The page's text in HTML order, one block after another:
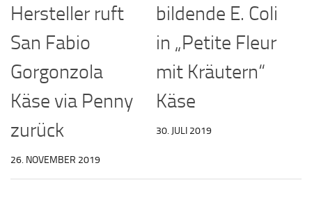
Hersteller ruft
San Fabio
Gorgonzola
Käse via Penny
zurück
26. NOVEMBER 2019
bildende E. Coli
in „Petite Fleur
mit Kräutern“
Käse
30. JULI 2019